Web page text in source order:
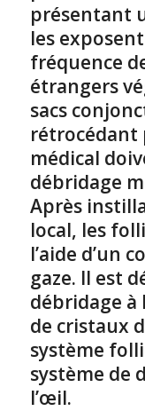
présentant
les
fréquence
étrangers
sacs
rétrocédant
médical
débridage
Après
local, les
l’aide d’un
gaze. Il est
débridage à
de cristaux
système
système de
l’œil.